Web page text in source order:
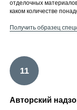
отделочных
каком количестве
Получить образец
Авторский